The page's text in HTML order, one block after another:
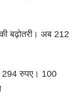
बढ़ोतरी। अब 212
294 रुपए। 100